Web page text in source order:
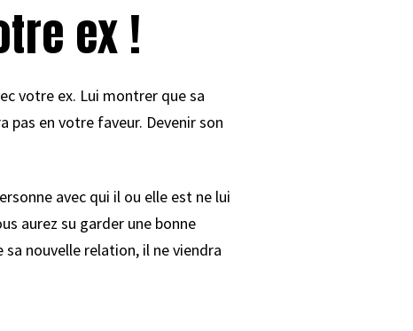
ex !
votre ex. Lui montrer que sa
pas en votre faveur. Devenir son
avec qui il ou elle est ne lui
aurez su garder une bonne
nouvelle relation, il ne viendra